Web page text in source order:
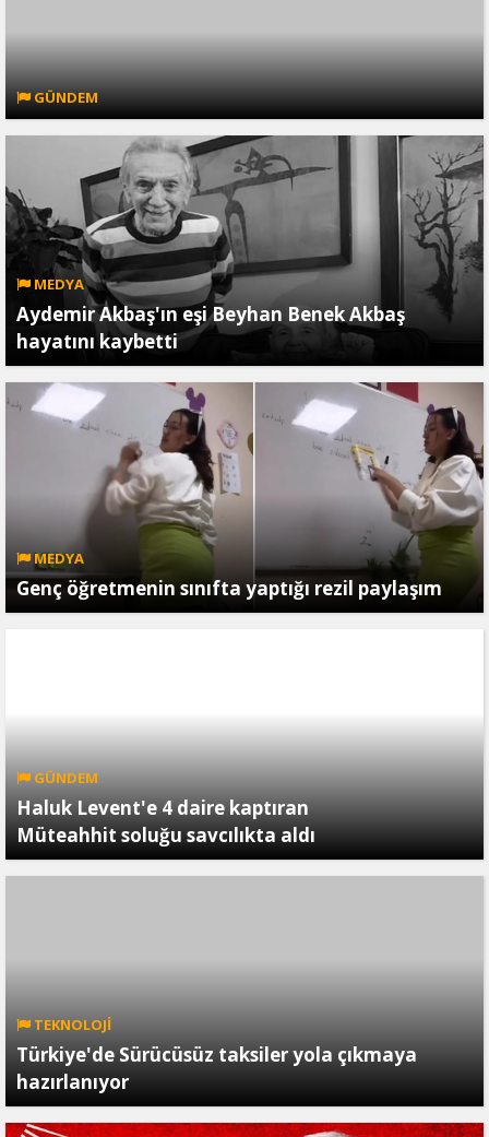
GÜNDEM
MEDYA
Aydemir Akbaş'ın eşi Beyhan Benek Akbaş
hayatını kaybetti
MEDYA
Genç öğretmenin sınıfta yaptığı rezil paylaşım
GÜNDEM
Haluk Levent'e 4 daire kaptıran
Müteahhit soluğu savcılıkta aldı
TEKNOLOJİ
Türkiye'de Sürücüsüz taksiler yola çıkmaya
hazırlanıyor